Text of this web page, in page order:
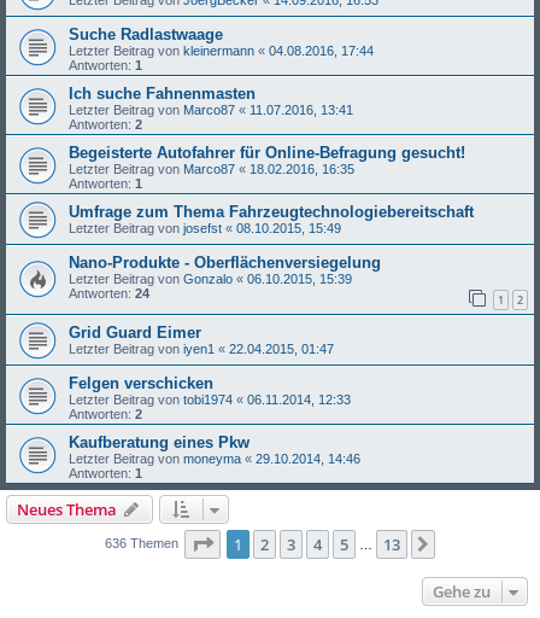
Suche Radlastwaage
Letzter Beitrag von kleinermann « 04.08.2016, 17:44
Antworten: 1
Ich suche Fahnenmasten
Letzter Beitrag von Marco87 « 11.07.2016, 13:41
Antworten: 2
Begeisterte Autofahrer für Online-Befragung gesucht!
Letzter Beitrag von Marco87 « 18.02.2016, 16:35
Antworten: 1
Umfrage zum Thema Fahrzeugtechnologiebereitschaft
Letzter Beitrag von josefst « 08.10.2015, 15:49
Nano-Produkte - Oberflächenversiegelung
Letzter Beitrag von Gonzalo « 06.10.2015, 15:39
Antworten: 24 1 2
Grid Guard Eimer
Letzter Beitrag von iyen1 « 22.04.2015, 01:47
Felgen verschicken
Letzter Beitrag von tobi1974 « 06.11.2014, 12:33
Antworten: 2
Kaufberatung eines Pkw
Letzter Beitrag von moneyma « 29.10.2014, 14:46
Antworten: 1
Neues Thema
636 Themen Seite 1von 13
1 2 3 4 5 13
Gehe zu